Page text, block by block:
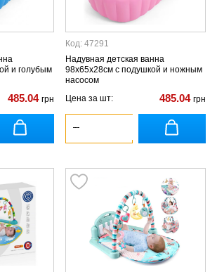
и голубым
485.04 грн
Код: 47291
Надувная детская ванна
98x65x28см с подушкой и ножным
насосом
Цена за шт:
485.04 грн